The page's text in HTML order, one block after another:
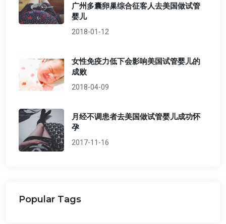
广州多囊卵巢综合征客人去美国做试管
婴儿
2018-01-12
女性免疫力低下会影响美国试管婴儿的
成败
2018-04-09
月经不调患者去美国做试管婴儿成功怀
孕
2017-11-16
Popular Tags